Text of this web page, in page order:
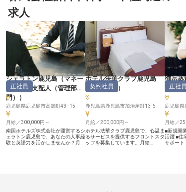
求人
シェラトン鹿児島（マネー
ジャー・支配人（管理部
門）
）
正社員
鹿児島県鹿児島市高麗町43−15
月給／300,000円～
南国ホテルズ株式会社が運営するシ
ェラトン鹿児島で、あなたの人事経
験と英語力を活かしませんか？月給
ホテル法華クラブ鹿児島
（フロント ）
契約社員
鹿児島県鹿児島市加治屋町13-6
月給／200,000円～
ホテル法華クラブ鹿児島で、心温ま
るサービスを提供するフロントスタ
ッフを募集しています。月給
御岳
ル（ソ
正社員
鹿児島
月給／
■新規開
活躍 ■住
サポート